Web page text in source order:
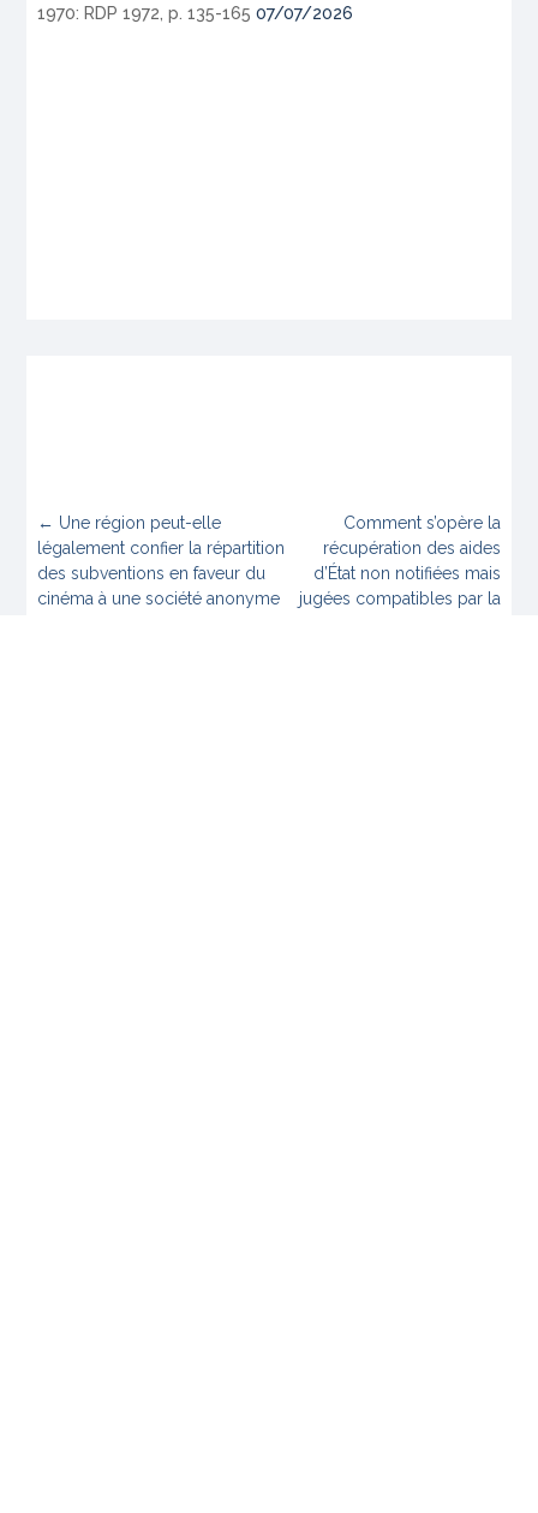
1970: RDP 1972, p. 135-165 07/07/2026
← Une région peut-elle
légalement confier la répartition
des subventions en faveur du
cinéma à une société anonyme
Comment s’opère la
récupération des aides
d’État non notifiées mais
jugées compatibles par la